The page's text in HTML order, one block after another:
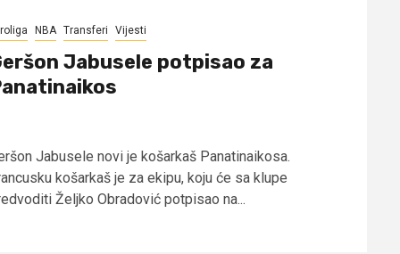
NBA Transferi Vijesti
Jabusele potpisao za
Jabusele novi je košarkaš Panatinaikosa.
košarkaš je za ekipu, koju će sa klupe
Željko Obradović potpisao na...